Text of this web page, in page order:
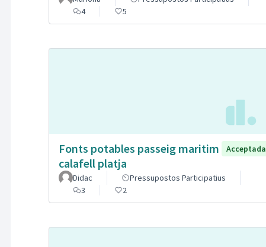
4
5
Fonts potables passeig maritim
calafell platja
Acceptada
Didac
Pressupostos Participatius
3
2